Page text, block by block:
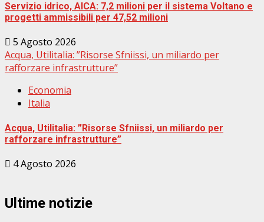
Servizio idrico, AICA: 7,2 milioni per il sistema Voltano e
progetti ammissibili per 47,52 milioni
5 Agosto 2026
Acqua, Utilitalia: ”Risorse Sfniissi, un miliardo per
rafforzare infrastrutture”
Economia
Italia
Acqua, Utilitalia: ”Risorse Sfniissi, un miliardo per
rafforzare infrastrutture”
4 Agosto 2026
Ultime notizie